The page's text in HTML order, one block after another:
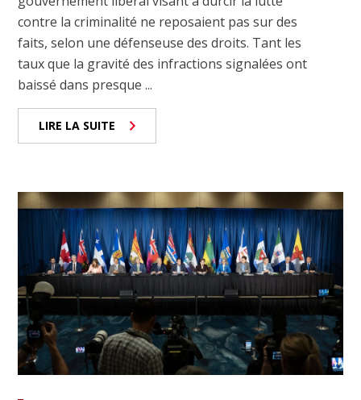
contre la criminalité ne reposaient pas sur des
faits, selon une défenseuse des droits. Tant les
taux que la gravité des infractions signalées ont
baissé dans presque ...
LIRE LA SUITE